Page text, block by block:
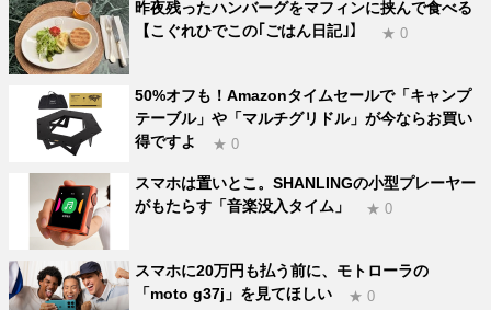
昨夜残ったハンバーグをマフィンに挟んで食べる
【こぐれひでこの｢ごはん日記｣】
★ 0
50%オフも！Amazonタイムセールで「キャンプ
テーブル」や「マルチグリドル」が今ならお買い
得ですよ
★ 0
スマホは置いとこ。SHANLINGの小型プレーヤー
がもたらす「音楽没入タイム」
★ 0
スマホに20万円も払う前に、モトローラの
「moto g37j」を見てほしい
★ 0